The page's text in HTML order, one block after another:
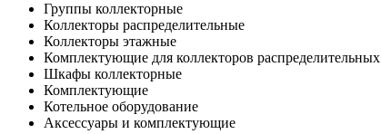
Группы коллекторные
Коллекторы распределительные
Коллекторы этажные
Комплектующие для коллекторов распределительных
Шкафы коллекторные
Комплектующие
Котельное оборудование
Аксессуары и комплектующие